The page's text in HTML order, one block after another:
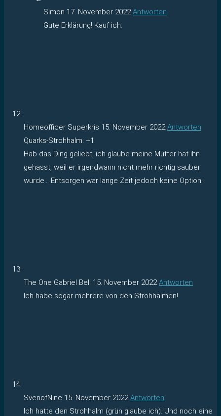
Simon 17. November 2022 Antworten
Gute Erklärung! Kauf ich.
Homeofficer Superkris 15. November 2022 Antworten
Quarks-Strohhalm: +1
Hab das Ding geliebt, ich glaube meine Mutter hat ihn
gehasst, weil er irgendwann nicht mehr richtig sauber
wurde… Entsorgen war lange Zeit jedoch keine Option!
The One Gabriel Bell 15. November 2022 Antworten
Ich habe sogar mehrere von den Strohhalmen!
SvenofNine 15. November 2022 Antworten
Ich hatte den Strohhalm (grün glaube ich). Und noch eine